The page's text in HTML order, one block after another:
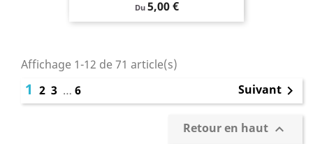
Du Prix
5,00 €
Affichage 1-12 de 71 article(s)
1 2 3 … 6 Suivant 
Retour en haut 